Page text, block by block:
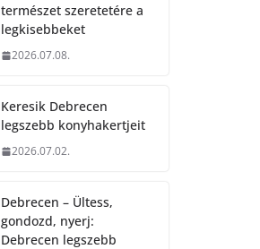
természet szeretetére a
legkisebbeket
2026.07.08.
Keresik Debrecen
legszebb konyhakertjeit
2026.07.02.
Debrecen – Ültess,
gondozd, nyerj:
Debrecen legszebb